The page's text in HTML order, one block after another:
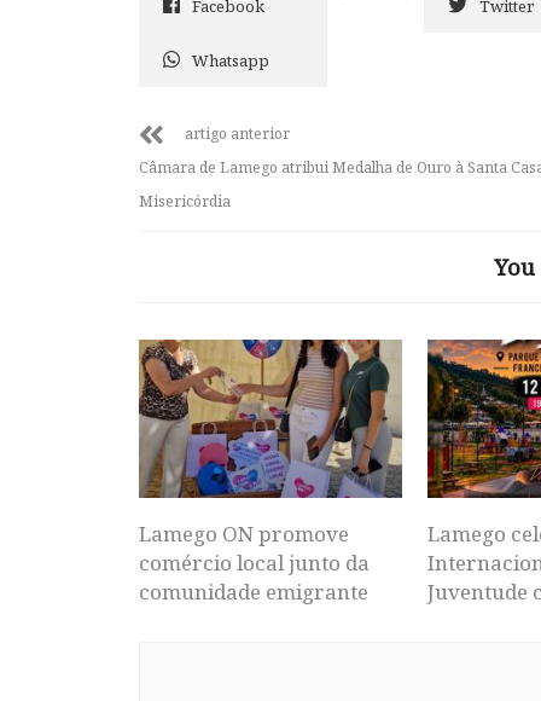
Facebook Twitter
Whatsapp
artigo anterior
Câmara de Lamego atribui Medalha de Ouro à Santa
Misericórdia
Lamego ON promove
comércio local junto da
comunidade emigrante
Lamego
Juventude